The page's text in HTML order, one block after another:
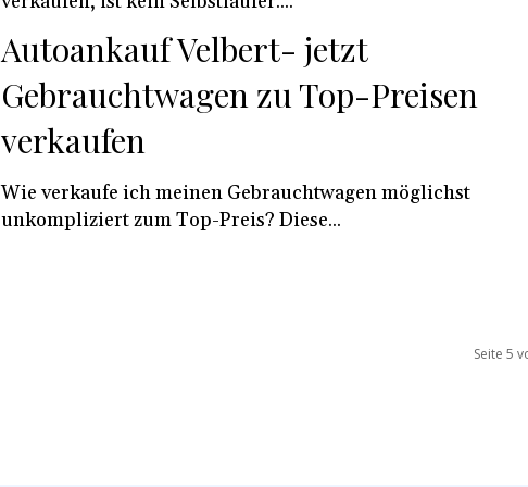
Autoankauf Velbert- jetzt
Gebrauchtwagen zu Top-Preisen
verkaufen
Wie verkaufe ich meinen Gebrauchtwagen möglichst
unkompliziert zum Top-Preis? Diese...
Seite 5